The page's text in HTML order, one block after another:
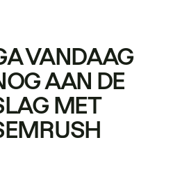
VANDAAG
AAN DE
MET